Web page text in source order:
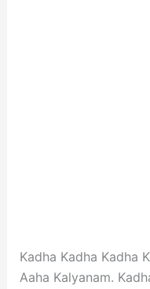
Kadha Kadha Kadha
Aaha Kalyanam.